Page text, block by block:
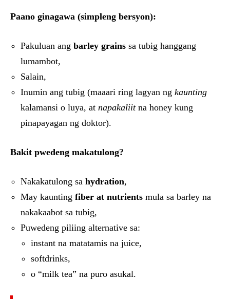
Paano ginagawa (simpleng bersyon):
Pakuluan ang barley grains sa tubig hanggang
lumambot,
Salain,
Inumin ang tubig (maaari ring lagyan ng kaunting
kalamansi o luya, at napakaliitna honey kung
pinapayagan ng doktor).
Bakit pwedeng makatulong?
Nakakatulong sa hydration,
May kaunting fiber at nutrients mula sa barley na
nakakaabot sa tubig,
Puwedeng piliing alternative sa:
instant na matatamis na juice,
softdrinks,
o “milk tea” na puro asukal.